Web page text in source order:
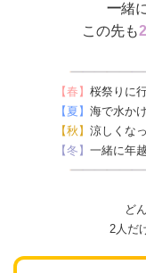
一緒
この先も
【春】 桜祭りに
【夏】 海で水か
【秋】 涼しくな
【冬】 一緒に年
ど
2人だ